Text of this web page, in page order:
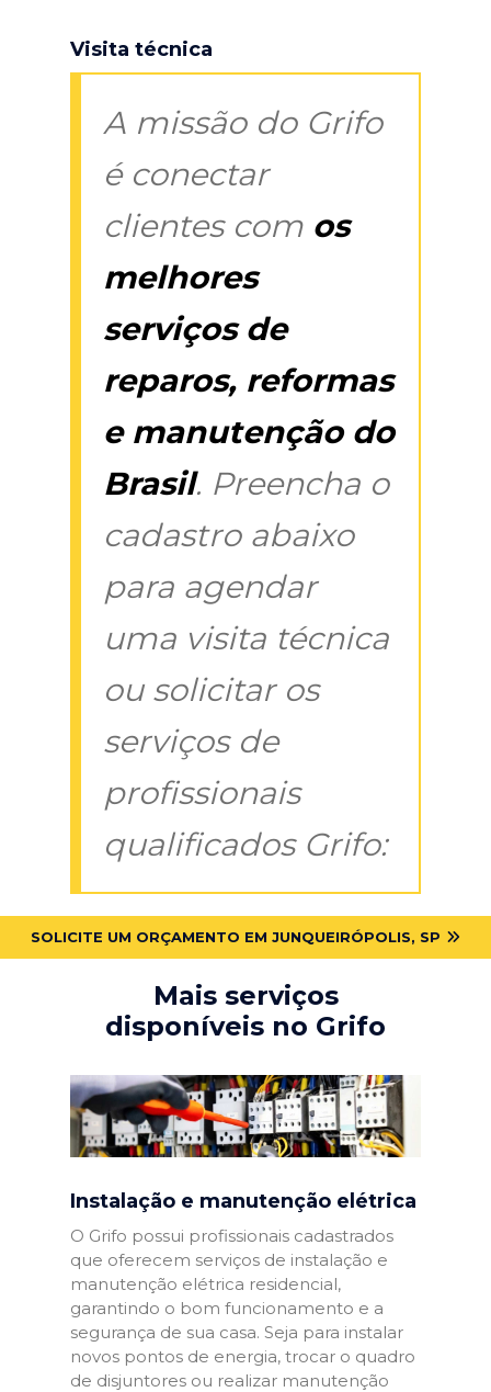
Visita técnica
A missão do Grifo
é conectar
clientes com os
melhores
serviços de
reparos, reformas
e manutenção do
Brasil. Preencha o
cadastro abaixo
para agendar
uma visita técnica
ou solicitar os
serviços de
profissionais
qualificados Grifo:
SOLICITE UM ORÇAMENTO EM JUNQUEIRÓPOLIS, SP
Mais serviços
disponíveis no Grifo
Instalação e manutenção elétrica
O Grifo possui profissionais cadastrados
que oferecem serviços de instalação e
manutenção elétrica residencial,
garantindo o bom funcionamento e a
segurança de sua casa. Seja para instalar
novos pontos de energia, trocar o quadro
de disjuntores ou realizar manutenção